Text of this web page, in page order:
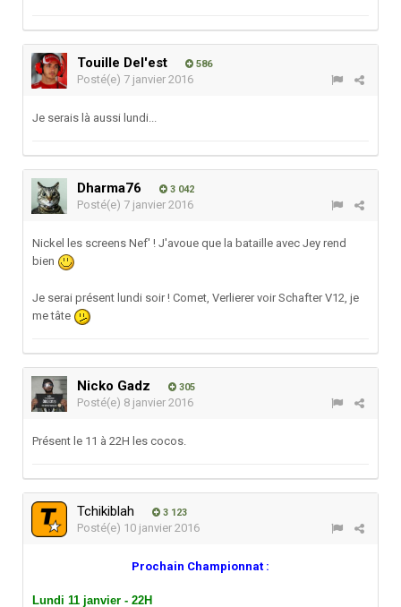
Touille Del'est 586
Posté(e) 7 janvier 2016
Je serais là aussi lundi...
Dharma76 3 042
Posté(e) 7 janvier 2016
Nickel les screens Nef' ! J'avoue que la bataille avec Jey rend
bien
Je serai présent lundi soir ! Comet, Verlierer voir Schafter V12, je
me tâte
Nicko Gadz 305
Posté(e) 8 janvier 2016
Présent le 11 à 22H les cocos.
Tchikiblah 3 123
Posté(e) 10 janvier 2016
Prochain Championnat :
Lundi 11 janvier - 22H